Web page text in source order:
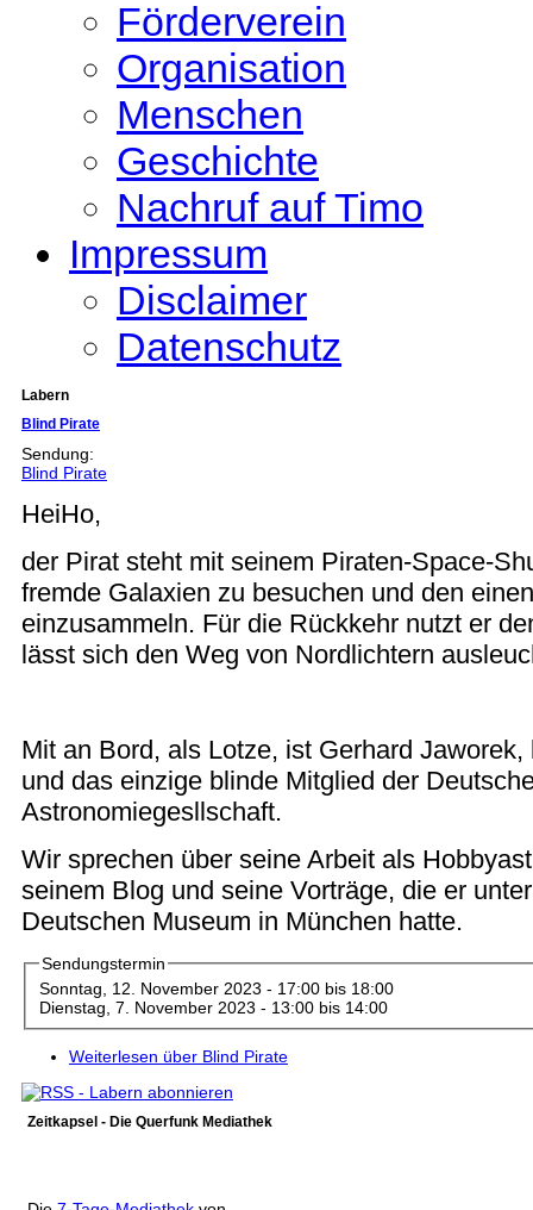
Förderverein
Organisation
Menschen
Geschichte
Nachruf auf Timo
Impressum
Disclaimer
Datenschutz
Labern
Blind Pirate
Sendung:
Blind Pirate
HeiHo,
der Pirat steht mit seinem Piraten-Space-
fremde Galaxien zu besuchen und den
einzusammeln. Für die Rückkehr nutzt er
lässt sich den Weg von Nordlichtern
Mit an Bord, als Lotze, ist Gerhard Jaworek,
und das einzige blinde Mitglied der
Astronomiegesllschaft.
Wir sprechen über seine Arbeit als
seinem Blog und seine Vorträge, die er
Deutschen Museum in München hatte.
Sendungstermin
Sonntag, 12. November 2023 - 17:00bis 18:00
Dienstag, 7. November 2023 - 13:00bis 14:00
Weiterlesen über Blind Pirate
Zeitkapsel - Die Querfunk Mediathek